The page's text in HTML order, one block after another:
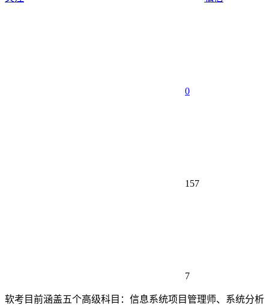
0
157
7
软考目前涵盖五个高级科目：信息系统项目管理师、系统分析